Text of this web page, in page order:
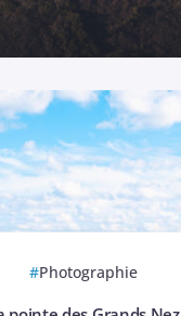
Photographie